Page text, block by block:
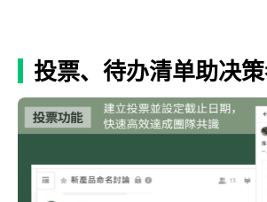
投票、待办清单助决